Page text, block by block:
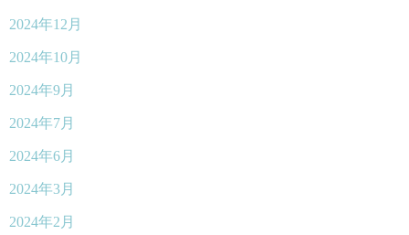
2024年12月
2024年10月
2024年9月
2024年7月
2024年6月
2024年3月
2024年2月